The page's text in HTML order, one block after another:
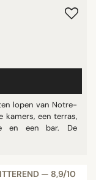
lopen van Notre-
kamers, een terras,
en een bar. De
— 8,9/10